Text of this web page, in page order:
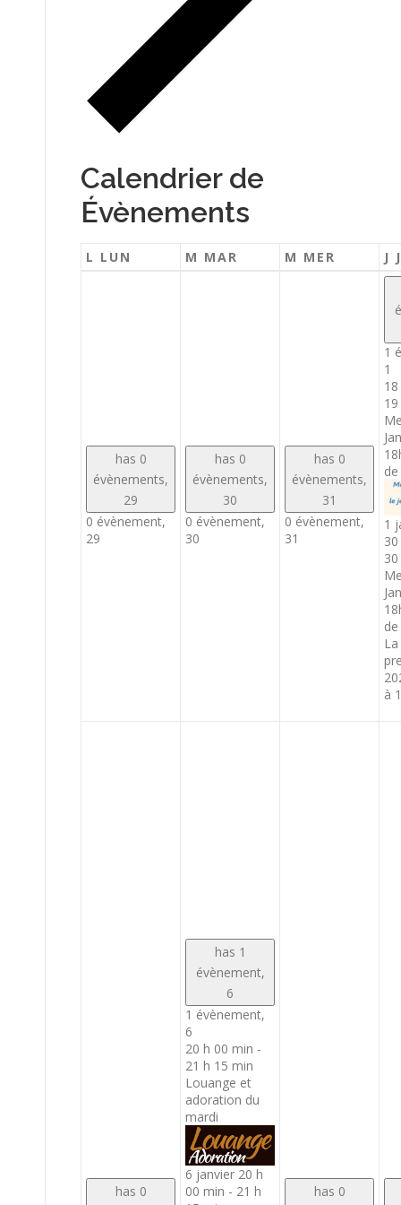
Calendrier de
Évènements
L LUN M MAR M MER J
has 0
évènements,
29
0 évènement,
29
has 0
évènements,
30
0 évènement,
30
has 0
évènements,
31
0 évènement,
31
1
1
1
à
has 0
has 1
évènement,
6
1 évènement,
6
20 h 00 min -
21 h 15 min
Louange et
adoration du
mardi
6 janvier 20 h
00 min - 21 h
has 0